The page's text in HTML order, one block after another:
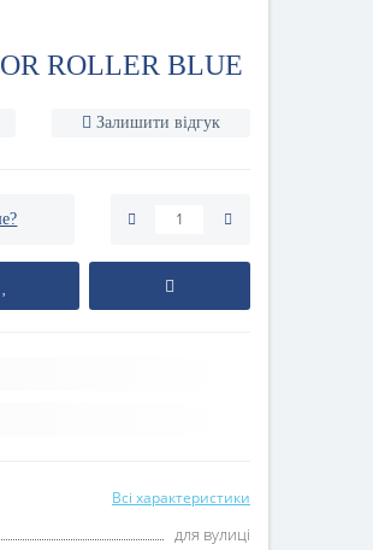
ROLLER BLUE
Залишити відгук
Всі характеристики
для вулиці